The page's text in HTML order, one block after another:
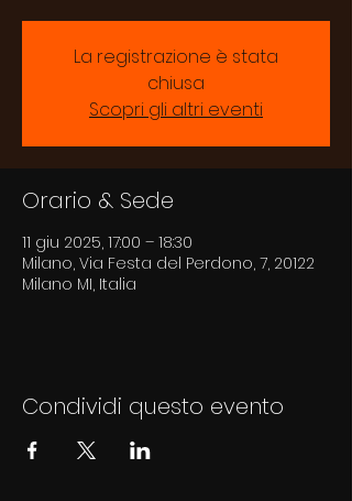
La registrazione è stata
chiusa
Scopri gli altri eventi
Orario & Sede
11 giu 2025, 17:00 – 18:30
Milano, Via Festa del Perdono, 7, 20122
Milano MI, Italia
Condividi questo evento